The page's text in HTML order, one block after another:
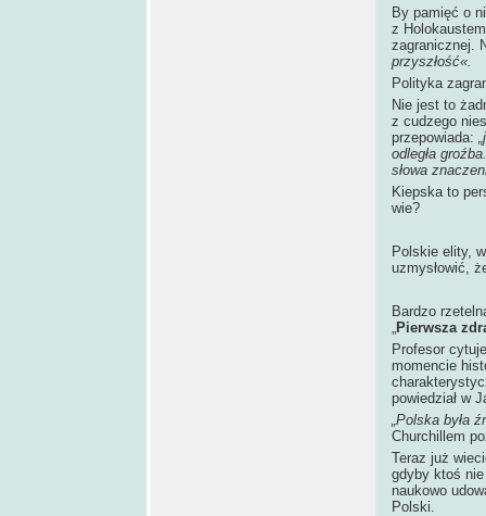
By pamięć o
z
zagranicznej.
przyszłość«.
Polityka
Nie jest to
z cudzego
przepowiada:
odległa
słowa
Kiepska to
wie?
Polskie elity,
uzmysłowić,
Bardzo
„Pierwsza
Profesor
momencie
powiedział w
„Polska była
Churchillem
Teraz już
gdyby ktoś nie
naukowo
Polski.